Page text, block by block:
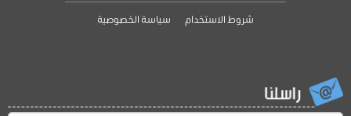
شروط الاستخدام سياسة الخصوصية